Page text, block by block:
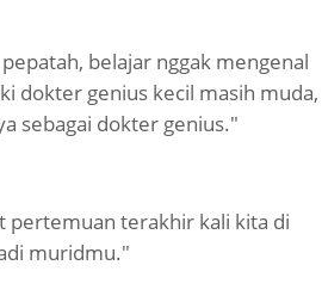
belajar nggak mengenal
dokter genius kecil masih muda,
sebagai dokter genius."
pertemuan terakhir kali kita di
muridmu."